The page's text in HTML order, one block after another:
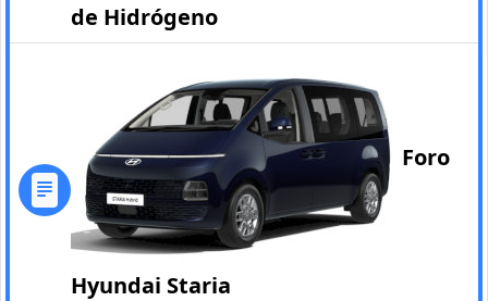
de Hidrógeno
Foro
Hyundai Staria